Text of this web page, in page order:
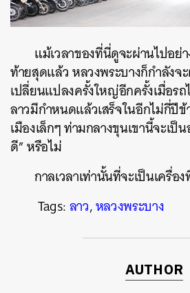
แม้เวลาของที่นี่ดูจะผ่านไปอย่
ท้ายสุดแล้ว หลวงพระบางก็กำลังจ
เปลี่ยนแปลงครั้งใหญ่อีกครั้งเมื่อร
ลาวมีกำหนดแล้วเสร็จในอีกไม่กี่ปี
เมืองเล็กๆ ท่ามกลางขุนเขานี้จะเป็
ดี” หรือไม่
กาลเวลาเท่านั้นที่จะเป็นเครื่อ
Tags:ลาว,หลวงพระบาง
AUTHOR